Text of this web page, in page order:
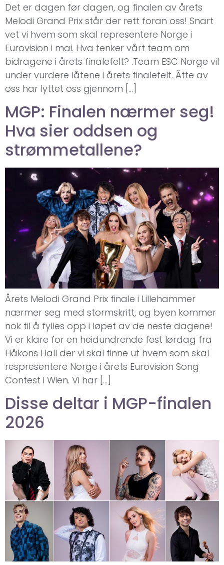
Det er dagen før dagen, og finalen av årets
Melodi Grand Prix står der rett foran oss! Snart
vet vi hvem som skal representere Norge i
Eurovision i mai. Hva tenker vårt team om
bidragene i årets finalefelt? .Team ESC Norge vil
under vurdere låtene i årets finalefelt. Åtte av
oss har lyttet oss gjennom […]
MGP: Finalen nærmer seg!
Hva sier oddsen og
strømmetallene?
Årets Melodi Grand Prix finale i Lillehammer
nærmer seg med stormskritt, og byen kommer
nok til å fylles opp i løpet av de neste dagene!
Vi er klare for en heidundrende fest lørdag fra
Håkons Hall der vi skal finne ut hvem som skal
respresentere Norge i årets Eurovision Song
Contest i Wien. Vi har […]
Disse deltar i MGP-finalen
2026